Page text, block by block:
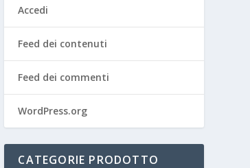
Accedi
Feed dei contenuti
Feed dei commenti
WordPress.org
CATEGORIE PRODOTTO